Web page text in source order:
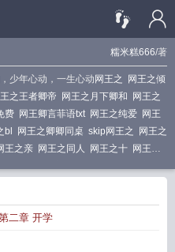
糯米糕666/著
少年心动，一生心动 网王之
网王之倾
之王者卿帝 网王之月下卿和
网王之
费 网王卿言菲语txt 网王之纯爱 网王
bl 网王之卿卿同桌 skip网王之
网王之
王之亲 网王之同人 网王之十 网王之
二章 开学